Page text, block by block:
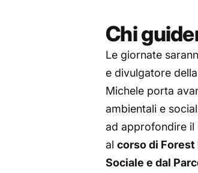
Chi
Le giornate
e divulgatore
Michele porta
ambientali e
ad approfondire il
al corso di Forest
Sociale e dal